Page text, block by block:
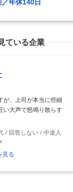
年休140日
ている企業
が、上司が本当に些細
い大声で怒鳴り散らす
回答しない
中途入
見る